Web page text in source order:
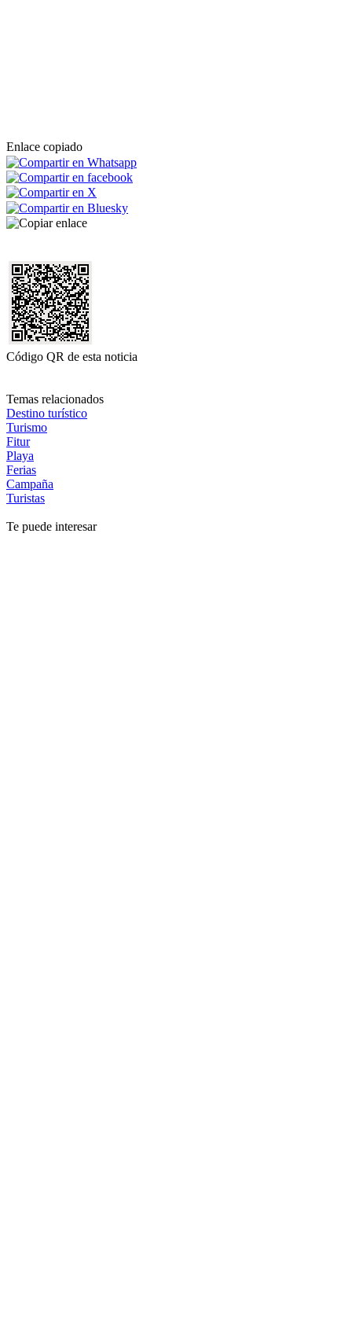
Enlace copiado
Código QR de esta noticia
Temas relacionados
Destino turístico
Turismo
Fitur
Playa
Ferias
Campaña
Turistas
Te puede interesar